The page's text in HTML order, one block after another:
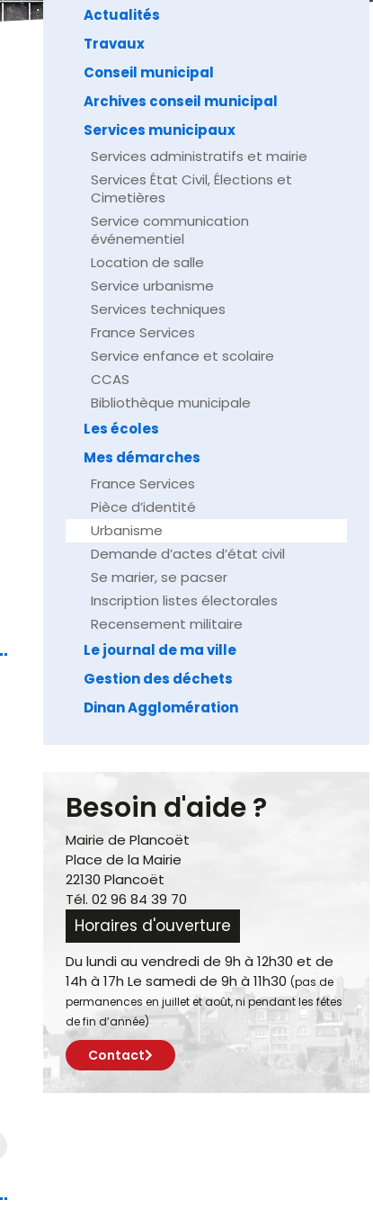
Actualités
Travaux
Conseil municipal
Archives conseil municipal
Services municipaux
Services administratifs et mairie
Services État Civil, Élections et
Cimetières
Service communication
événementiel
Location de salle
Service urbanisme
Services techniques
France Services
Service enfance et scolaire
CCAS
Bibliothèque municipale
Les écoles
Mes démarches
France Services
Pièce d’identité
Urbanisme
Demande d’actes d’état civil
Se marier, se pacser
Inscription listes électorales
Recensement militaire
Le journal de ma ville
Gestion des déchets
Dinan Agglomération
Besoin d'aide ?
Mairie de Plancoët
Place de la Mairie
22130 Plancoët
Tél. 02 96 84 39 70
Horaires d'ouverture
Du lundi au vendredi de 9h à 12h30 et de
14h à 17h Le samedi de 9h à 11h30 (pas de
permanences en juillet et août, ni pendant les fêtes
de fin d’année)
Contact